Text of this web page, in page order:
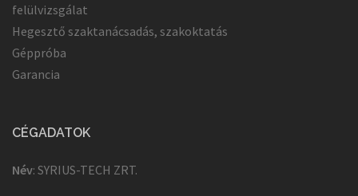
felülvizsgálat
Hegesztő szaktanácsadás, szakoktatás
Géppróba
Garancia
CÉGADATOK
Név: SYRIUS-TECH ZRT.